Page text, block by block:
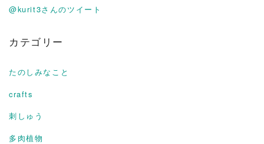
@kurit3さんのツイート
カテゴリー
たのしみなこと
crafts
刺しゅう
多肉植物